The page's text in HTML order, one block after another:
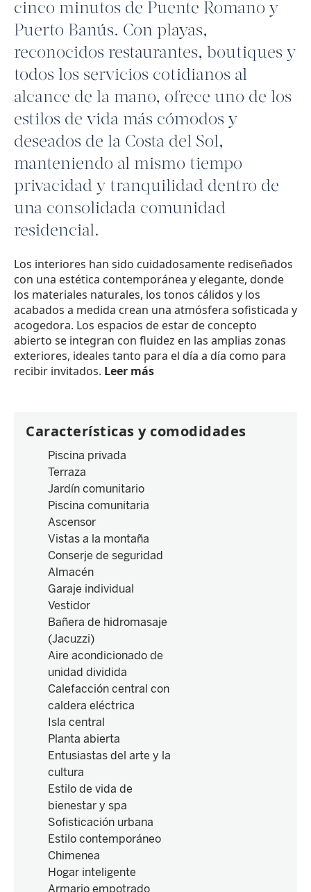
cinco minutos de Puente Romano y
Puerto Banús. Con playas,
reconocidos restaurantes, boutiques y
todos los servicios cotidianos al
alcance de la mano, ofrece uno de los
estilos de vida más cómodos y
deseados de la Costa del Sol,
manteniendo al mismo tiempo
privacidad y tranquilidad dentro de
una consolidada comunidad
residencial.
Los interiores han sido cuidadosamente rediseñados
con una estética contemporánea y elegante, donde
los materiales naturales, los tonos cálidos y los
acabados a medida crean una atmósfera sofisticada y
acogedora. Los espacios de estar de concepto
abierto se integran con fluidez en las amplias zonas
exteriores, ideales tanto para el día a día como para
recibir invitados. Leer más
Características y comodidades
Piscina privada
Terraza
Jardín comunitario
Piscina comunitaria
Ascensor
Vistas a la montaña
Conserje de seguridad
Almacén
Garaje individual
Vestidor
Bañera de hidromasaje
(Jacuzzi)
Aire acondicionado de
unidad dividida
Calefacción central con
caldera eléctrica
Isla central
Planta abierta
Entusiastas del arte y la
cultura
Estilo de vida de
bienestar y spa
Sofisticación urbana
Estilo contemporáneo
Chimenea
Hogar inteligente
Armario empotrado